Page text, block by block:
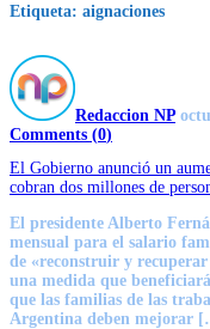
Etiqueta: aignaciones
Redaccion NP
Comments (0)
El Gobierno anunció un
cobran dos millones de
El presidente Alberto
mensual para el salario
de «reconstruir y
una medida que
que las familias de las
Argentina deben mejorar